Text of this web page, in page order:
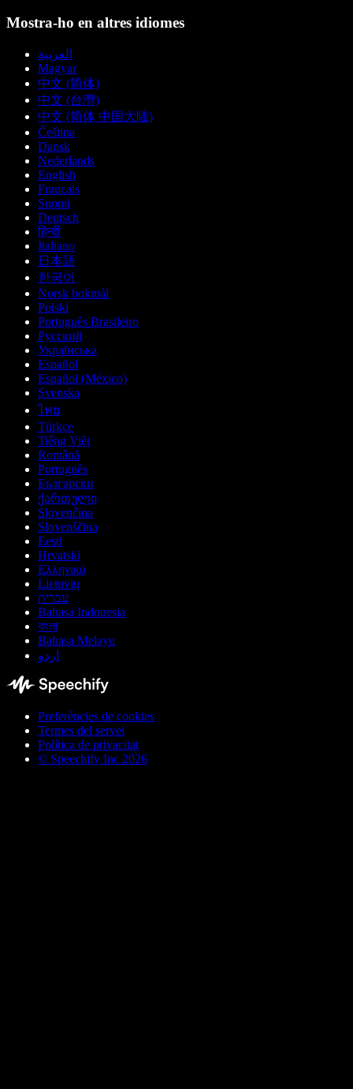
Mostra-ho en altres idiomes
العربية
Magyar
中文 (简体)
中文 (台灣)
中文 (简体 中国大陆)
Čeština
Dansk
Nederlands
English
Français
Suomi
Deutsch
हिन्दी
Italiano
日本語
한국어
Norsk bokmål
Polski
Português Brasileiro
Русский
Українська
Español
Español (México)
Svenska
ไทย
Türkçe
Tiếng Việt
Română
Português
Български
ქართული
Slovenčina
Slovenščina
Eesti
Hrvatski
Ελληνικά
Lietuvių
עברית
Bahasa Indonesia
বাংলা
Bahasa Melayu
اردو
Preferències de cookies
Termes del servei
Política de privacitat
© Speechify Inc 2026